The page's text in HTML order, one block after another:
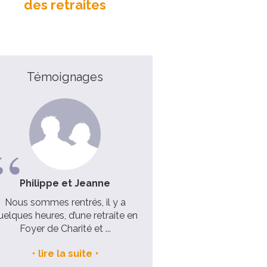
des retraites
Témoignages
Philippe et Jeanne
Nous sommes rentrés, il y a
heures, d’une retraite en
Foyer de Charité et ...
lire la suite